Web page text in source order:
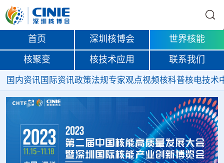
首页 深圳核博会 世界核能
核聚变 核技术应用 联系我们
国内资讯 国际资讯政策法规专家观点视频核科普核电技术